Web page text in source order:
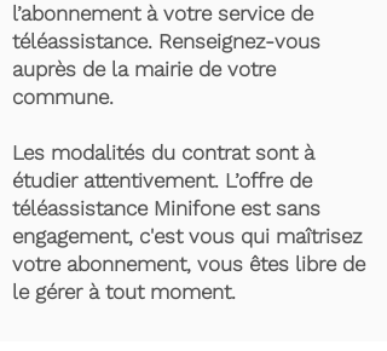
l’abonnement à votre service de
téléassistance. Renseignez-vous
auprès de la mairie de votre
commune.
Les modalités du contrat sont à
étudier attentivement. L’offre de
téléassistance Minifone est sans
engagement, c'est vous qui maîtrisez
votre abonnement, vous êtes libre de
le gérer à tout moment.